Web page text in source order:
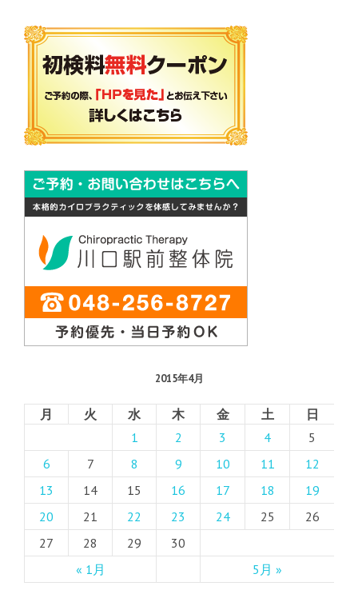
2015年4月
月 火 水 木 金 土 日
« 1月 5月 »
1 2 3 4
5
6
7 8 9 10 11
12
13
14 15 16 17 18
19
20
21 22 23 24 25
26
27
28 29 30